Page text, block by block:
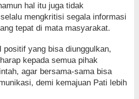
hal itu juga tidak
mengkritisi segala informasi
tepat di mata masyarakat.
positif yang bisa diunggulkan,
kepada semua pihak
agar bersama-sama bisa
demi kemajuan Pati lebih